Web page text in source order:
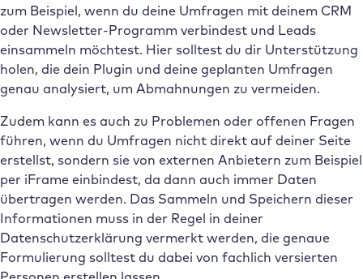
zum Beispiel, wenn du deine Umfragen mit deinem CRM
oder Newsletter-Programm verbindest und Leads
einsammeln möchtest. Hier solltest du dir Unterstützung
holen, die dein Plugin und deine geplanten Umfragen
genau analysiert, um Abmahnungen zu vermeiden.
Zudem kann es auch zu Problemen oder offenen Fragen
führen, wenn du Umfragen nicht direkt auf deiner Seite
erstellst, sondern sie von externen Anbietern zum Beispiel
per iFrame einbindest, da dann auch immer Daten
übertragen werden. Das Sammeln und Speichern dieser
Informationen muss in der Regel in deiner
Datenschutzerklärung vermerkt werden, die genaue
Formulierung solltest du dabei von fachlich versierten